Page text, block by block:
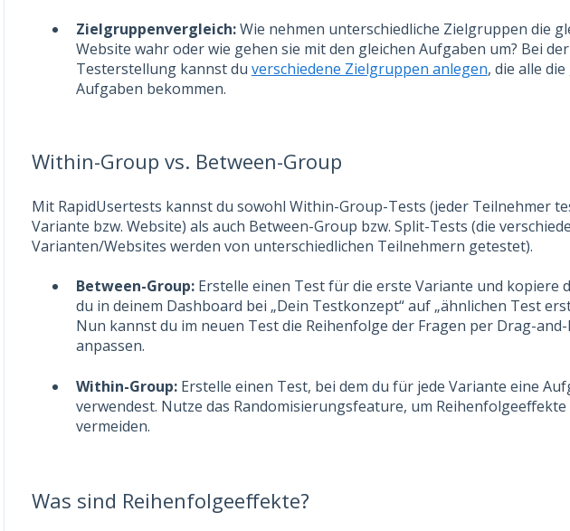
Zielgruppenvergleich:Wie nehmen unterschiedliche Zielgruppen die
Website wahr oder wie gehen sie mit den gleichen Aufgaben um? Bei der
Testerstellung kannst du verschiedene Zielgruppen anlegen, die alle
Aufgaben bekommen.
Within-Group vs. Between-Group
Mit RapidUsertests kannst du sowohl Within-Group-Tests (jeder Teilnehmer
Variante bzw. Website) als auch Between-Group bzw. Split-Tests (die
Varianten/Websites werden von unterschiedlichen Teilnehmern getestet).
Between-Group:Erstelle einen Test für die erste Variante und kopiere
du in deinem Dashboard bei „Dein Testkonzept“ auf „ähnlichen Test
Nun kannst du im neuen Test die Reihenfolge der Fragen per Drag-
anpassen.
Within-Group:Erstelle einen Test, bei dem du für jede Variante eine
verwendest. Nutze das Randomisierungsfeature, um Reihenfolgeeffekte
vermeiden.
Was sind Reihenfolgeeffekte?